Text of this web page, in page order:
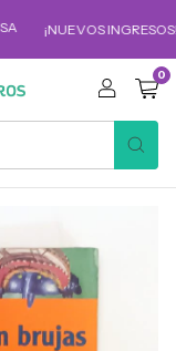
¡NUEVOS INGRESOS!
0